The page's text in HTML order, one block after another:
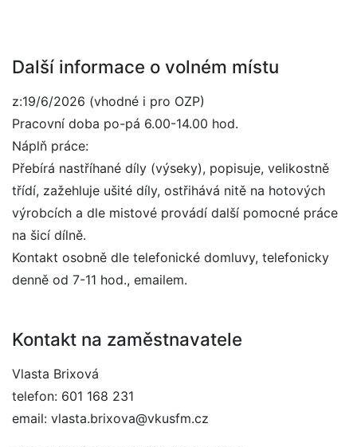
Další informace o volném místu
z:19/6/2026 (vhodné i pro OZP)
Pracovní doba po-pá 6.00-14.00 hod.
Náplň práce:
Přebírá nastříhané díly (výseky), popisuje, velikostně
třídí, zažehluje ušité díly, ostřihává nitě na hotových
výrobcích a dle mistové provádí další pomocné práce
na šicí dílně.
Kontakt osobně dle telefonické domluvy, telefonicky
denně od 7-11 hod., emailem.
Kontakt na zaměstnavatele
Vlasta Brixová
telefon: 601 168 231
email: vlasta.brixova@vkusfm.cz